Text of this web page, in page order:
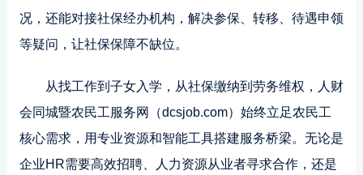
况，还能对接社保经办机构，解决参保、转移、待遇申领
等疑问，让社保保障不缺位。
从找工作到子女入学，从社保缴纳到劳务维权，人财
会同城暨农民工服务网（dcsjob.com）始终立足农民工
核心需求，用专业资源和智能工具搭建服务桥梁。无论是
企业HR需要高效招聘、人力资源从业者寻求合作，还是